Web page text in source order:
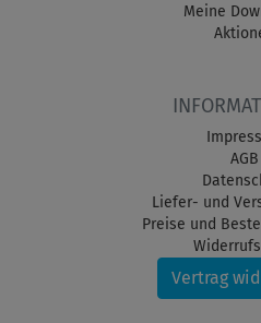
Meine
AGB
Liefer- und
Preise und
Vertrag